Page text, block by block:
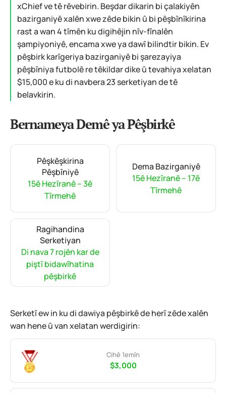
xChief ve tê rêvebirin. Beşdar dikarin bi çalakiyên
bazirganiyê xalên xwe zêde bikin û bi pêşbînîkirina
rast a wan 4 tîmên ku digihêjin nîv-fînalên
şampiyoniyê, encama xwe ya dawî bilindtir bikin. Ev
pêşbirk karîgeriya bazirganiyê bi şarezayiya
pêşbîniya futbolê re têkildar dike û tevahiya xelatan
$15,000 e ku di navbera 23 serketiyan de tê
belavkirin.
Bernameya Demê ya Pêşbirkê
Pêşkêşkirina
Pêşbîniyê
15ê Hezîranê – 3ê
Tîrmehê
Dema Bazirganiyê
15ê Hezîranê – 17ê
Tîrmehê
Ragihandina
Serketiyan
Di nava 7 rojên kar de
piştî bidawîhatina
pêşbirkê
Serketî ew in ku di dawiya pêşbirkê de herî zêde xalên
wan hene û van xelatan werdigirin:
Cihê 1emîn
$3,000